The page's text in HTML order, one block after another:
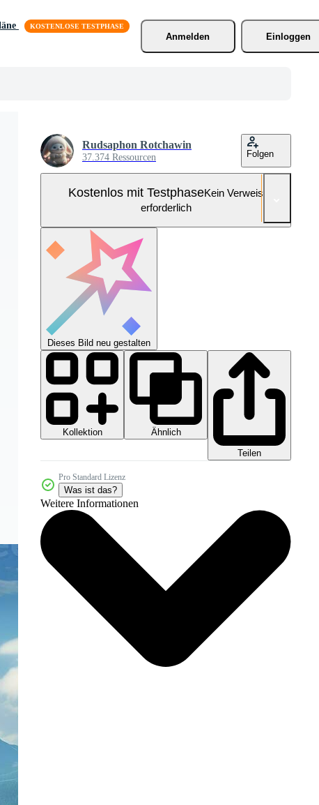
Anmelden
Einloggen
Rudsaphon Rotchawin
37.374 Ressourcen Folgen
Kostenlos mit TestphaseKein Verweis
erforderlich
Dieses Bild neu gestalten
Kollektion
Ähnlich
Teilen
Pro Standard Lizenz
Was ist das?
Weitere Informationen